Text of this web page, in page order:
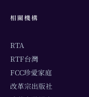
相關機構
RTA
RTF台灣
FCC珍愛家庭
改革宗出版社